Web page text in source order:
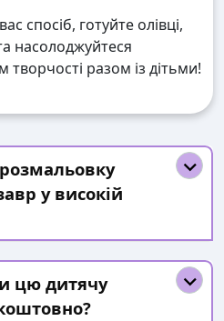
спосіб, готуйте олівці,
насолоджуйтеся
разом із дітьми!
у високій
цю дитячу